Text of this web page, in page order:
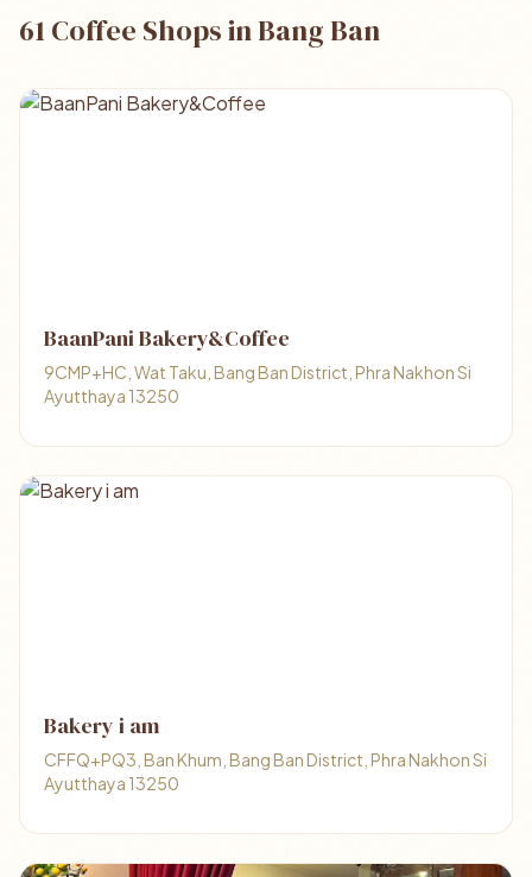
61 Coffee Shops in Bang Ban
BaanPani Bakery&Coffee
9CMP+HC, Wat Taku, Bang Ban District, Phra Nakhon Si
Ayutthaya 13250
Bakery i am
CFFQ+PQ3, Ban Khum, Bang Ban District, Phra Nakhon Si
Ayutthaya 13250